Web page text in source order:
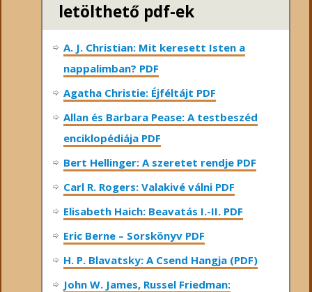
letölthető pdf-ek
A. J. Christian: Mit keresett Isten a
nappalimban? PDF
Agatha Christie: Éjféltájt PDF
Allan és Barbara Pease: A testbeszéd
enciklopédiája PDF
Bert Hellinger: A ​szeretet rendje PDF
Carl R. Rogers: Valakivé válni PDF
Elisabeth Haich: Beavatás I.-II. PDF
Eric Berne – Sorskönyv PDF
H. P. Blavatsky: A Csend Hangja (PDF)
John W. James, Russel Friedman: